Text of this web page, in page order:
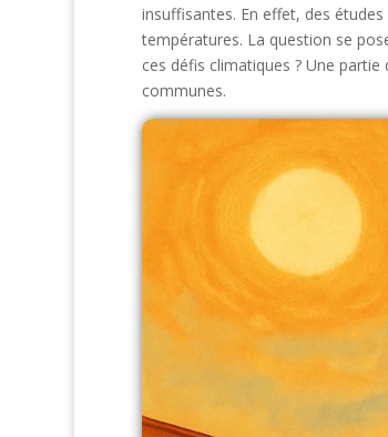
insuffisantes. En effet, des
températures. La question se
ces défis climatiques ? Une
communes.